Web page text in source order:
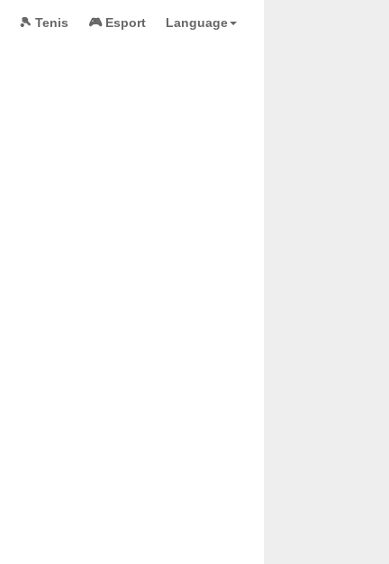
🎾 Tenis 🎮 Esport Language